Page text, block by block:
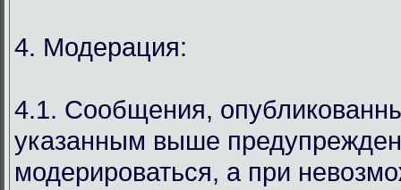
4. Модерация:
4.1. Сообщения,
указанным выше
модерироваться, а при